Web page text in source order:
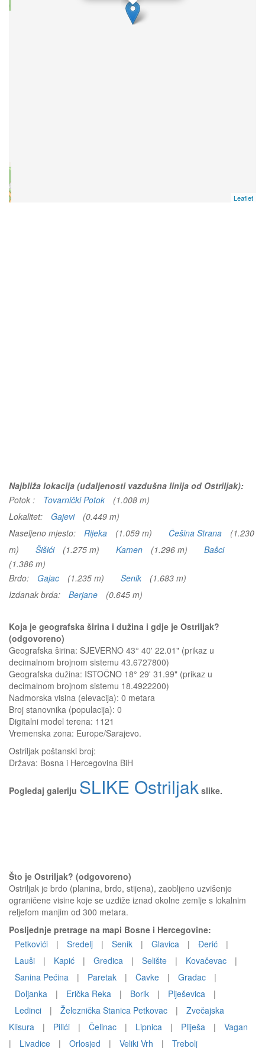
Leaflet
Najbliža lokacija (udaljenosti vazdušna linija od Ostriljak):
Potok :
Tovarnički Potok
(1.008 m)
Lokalitet:
Gajevi
(0.449 m)
Naseljeno mjesto:
Rijeka (1.059 m) Češina Strana
(1.230
m)
Šišići (1.275 m) Kamen (1.296 m)
Bašci
(1.386 m)
Brdo:
Gajac (1.235 m) Šenik
(1.683 m)
Izdanak brda:
Berjane (0.645 m)
Koja je geografska širina i dužina i gdje je Ostriljak?
(odgovoreno)
Geografska širina: SJEVERNO 43° 40' 22.01" (prikaz u
decimalnom brojnom sistemu 43.6727800)
Geografska dužina: ISTOČNO 18° 29' 31.99" (prikaz u
decimalnom brojnom sistemu 18.4922200)
Nadmorska visina (elevacija): 0 metara
Broj stanovnika (populacija): 0
Digitalni model terena: 1121
Vremenska zona: Europe/Sarajevo.
Ostriljak poštanski broj:
Država: Bosna i Hercegovina BiH
Pogledaj galeriju SLIKE Ostriljak slike.
Što je Ostriljak? (odgovoreno)
Ostriljak je brdo (planina, brdo, stijena), zaobljeno uzvišenje
ograničene visine koje se uzdiže iznad okolne zemlje s lokalnim
reljefom manjim od 300 metara.
Posljednje pretrage na mapi Bosne i Hercegovine:
Petkovići
| Sredelj | Senik | Glavica | Đerić
|
Lauši
| Kapić | Gredica | Selište | Kovačevac
|
Šanina Pećina
| Paretak | Čavke | Gradac
|
Doljanka
| Erička Reka | Borik | Plješevica
|
Ledinci
| Železnička Stanica Petkovac |
Zvečajska
Klisura
| Pilići | Čelinac | Lipnica | Pliješa |
Vagan
|
Livadice | Orlosjed | Veliki Vrh | Trebolj